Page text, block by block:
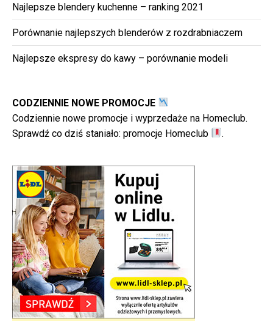
Najlepsze blendery kuchenne – ranking 2021
Porównanie najlepszych blenderów z rozdrabniaczem
Najlepsze ekspresy do kawy – porównanie modeli
CODZIENNIE NOWE PROMOCJE
Codziennie nowe promocje i wyprzedaże na Homeclub.
Sprawdź co dziś staniało: promocje Homeclub .